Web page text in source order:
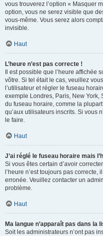
vous trouverez l’option « Masquer
option, vous ne serez visible que
vous-même. Vous serez alors
invisible.
Haut
L’heure n’est pas correcte !
Il est possible que l’heure affichée
vôtre. Si tel était le cas, veuillez
l’utilisateur et régler le fuseau
exemple Londres, Paris, New York,
du fuseau horaire, comme la
qu’aux utilisateurs inscrits. Si vous
le faire.
Haut
J’ai réglé le fuseau horaire mais
Si vous êtes certain d’avoir
l’heure n’est toujours pas
erronée. Veuillez contacter un
problème.
Haut
Ma langue n’apparaît pas dans la
Soit les administrateurs n’ont pas